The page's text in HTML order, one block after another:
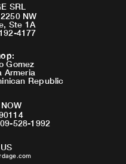
SRL
NW
Ste 1A
4177
:
Gomez
Armeria
Republic
528-1992